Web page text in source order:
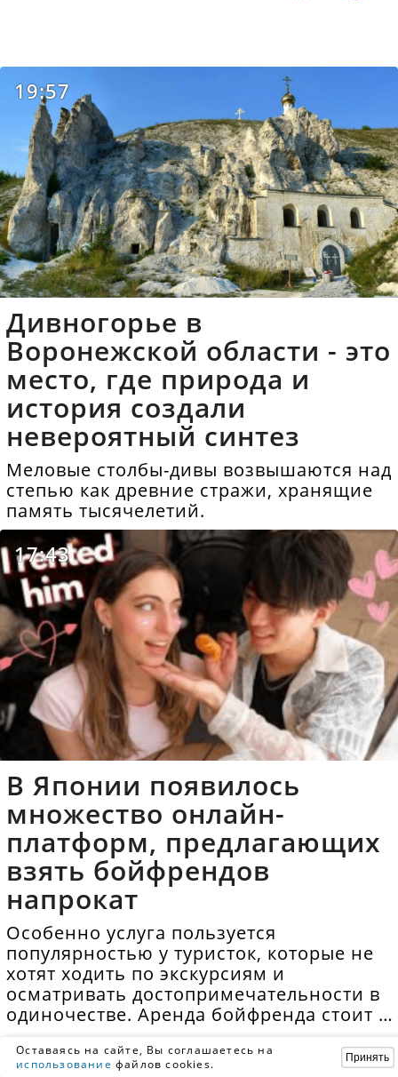
19:57
Дивногорье в
Воронежской области - это
место, где природа и
история создали
невероятный синтез
Меловые столбы-дивы возвышаются над
степью как древние стражи, хранящие
память тысячелетий.
17:43
В Японии появилось
множество онлайн-
платформ, предлагающих
взять бойфрендов
напрокат
Особенно услуга пользуется
популярностью у туристок, которые не
хотят ходить по экскурсиям и
осматривать достопримечательности в
одиночестве. Аренда бойфренда стоит в
Оставаясь на сайте, Вы соглашаетесь на
использование файлов cookies. Принять